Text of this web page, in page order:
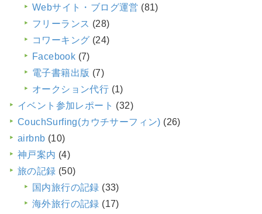
Webサイト・ブログ運営 (81)
フリーランス (28)
コワーキング (24)
Facebook (7)
電子書籍出版 (7)
オークション代行 (1)
イベント参加レポート (32)
CouchSurfing(カウチサーフィン) (26)
airbnb (10)
神戸案内 (4)
旅の記録 (50)
国内旅行の記録 (33)
海外旅行の記録 (17)